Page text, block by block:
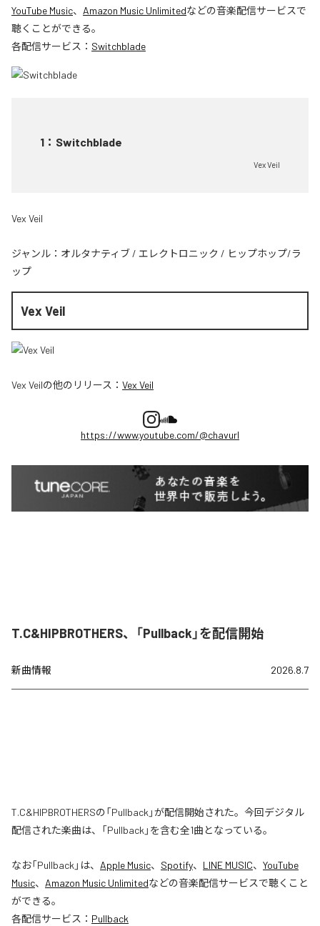
YouTube Music、 Amazon Music Unlimitedなどの音楽配信サービスで
聴くことができる。
各配信サービス： Switchblade
1 ： Switchblade
Vex Veil
Vex Veil
ジャンル： オルタナティブ / エレクトロニック / ヒップホップ/ラ
ップ
Vex Veil
Vex Veilの他のリリース： Vex Veil
https://www.youtube.com/@chavurl
T.C&HIPBROTHERS、「Pullback」を配信開始
新曲情報 2026.8.7
T.C&HIPBROTHERSの「Pullback」が配信開始された。今回デジタル
配信された楽曲は、「Pullback」を含む全1曲となっている。
なお「Pullback 」は、 Apple Music、 Spotify、 LINE MUSIC、 YouTube
Music、 Amazon Music Unlimitedなどの音楽配信サービスで聴くこと
ができる。
各配信サービス： Pullback